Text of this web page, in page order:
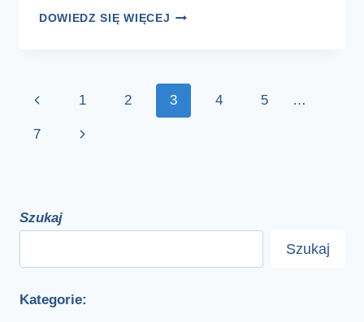
DOWIEDZ SIĘ WIĘCEJ PROGRAM
FUNDUSZU
Nawigacja
strony
Poprzednia
strona
1 2 3 4 5 …
7
Następna
Szukaj
Szukaj
Kategorie: